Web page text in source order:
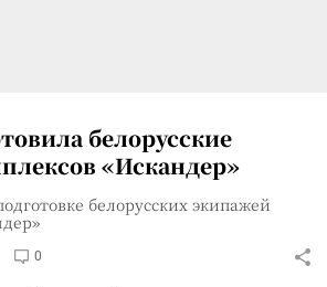
белорусские
«Искандер»
белорусских экипажей
0